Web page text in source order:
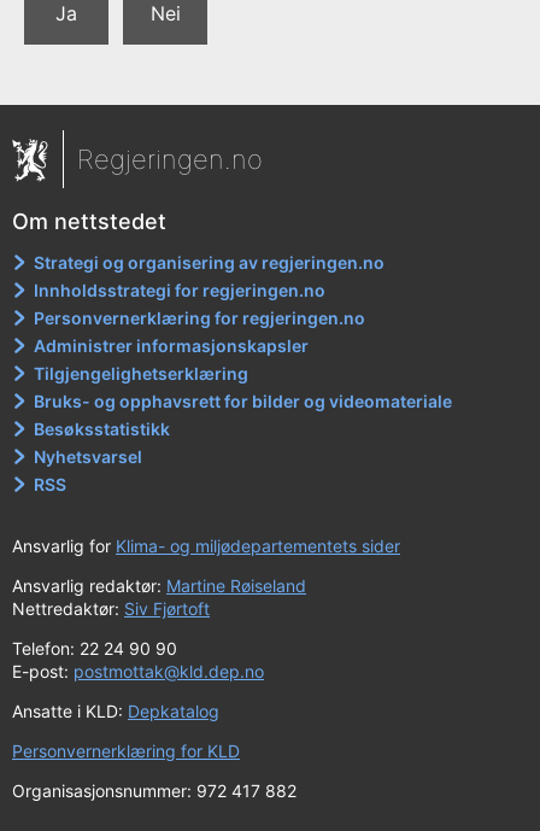
Ja Nei
Regjeringen.no
Om nettstedet
Strategi og organisering av regjeringen.no
Innholdsstrategi for regjeringen.no
Personvernerklæring for regjeringen.no
Administrer informasjonskapsler
Tilgjengelighetserklæring
Bruks- og opphavsrett for bilder og videomateriale
Besøksstatistikk
Nyhetsvarsel
RSS
Ansvarlig for Klima- og miljødepartementets sider
Ansvarlig redaktør: Martine Røiseland
Nettredaktør: Siv Fjørtoft
Telefon: 22 24 90 90
E-post: postmottak@kld.dep.no
Ansatte i KLD: Depkatalog
Personvernerklæring for KLD
Organisasjonsnummer: 972 417 882